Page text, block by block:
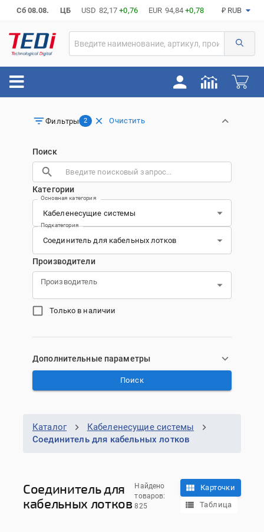
Сб 08.08. ЦБ USD 82,17 +0,76 EUR 94,84 +0,78 ₽ RUB
Фильтры 2 Очистить
Поиск
Категории
Основная категория
Подкатегория
Производители
Производитель
Только в наличии
Дополнительные параметры
Поиск
Каталог
Кабеленесущие системы
Соединитель для кабельных лотков
Соединитель для
кабельных лотков
Найдено
товаров:
825
Карточки
Таблица